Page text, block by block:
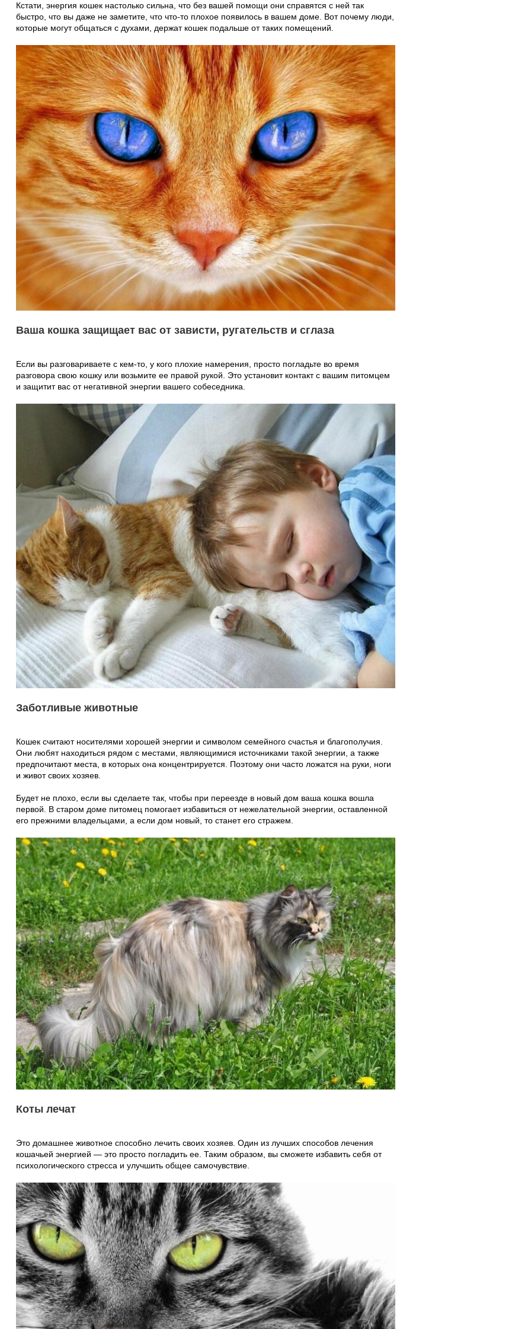
Кстати, энергия кошек настолько сильна, что без вашей помощи они справятся с ней так
быстро, что вы даже не заметите, что что-то плохое появилось в вашем доме. Вот почему люди,
которые могут общаться с духами, держат кошек подальше от таких помещений.
Ваша кошка защищает вас от зависти, ругательств и сглаза
Если вы разговариваете с кем-то, у кого плохие намерения, просто погладьте во время
разговора свою кошку или возьмите ее правой рукой. Это установит контакт с вашим питомцем
и защитит вас от негативной энергии вашего собеседника.
Заботливые животные
Кошек считают носителями хорошей энергии и символом семейного счастья и благополучия.
Они любят находиться рядом с местами, являющимися источниками такой энергии, а также
предпочитают места, в которых она концентрируется. Поэтому они часто ложатся на руки, ноги
и живот своих хозяев.
Будет не плохо, если вы сделаете так, чтобы при переезде в новый дом ваша кошка вошла
первой. В старом доме питомец помогает избавиться от нежелательной энергии, оставленной
его прежними владельцами, а если дом новый, то станет его стражем.
Коты лечат
Это домашнее животное способно лечить своих хозяев. Один из лучших способов лечения
кошачьей энергией — это просто погладить ее. Таким образом, вы сможете избавить себя от
психологического стресса и улучшить общее самочувствие.